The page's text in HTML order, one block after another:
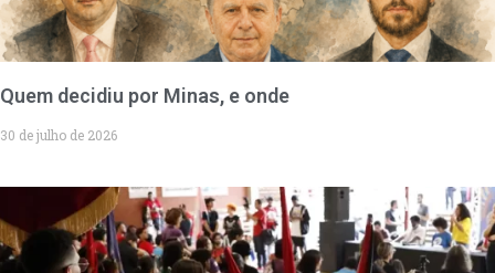
Quem decidiu por Minas, e onde
30 de julho de 2026